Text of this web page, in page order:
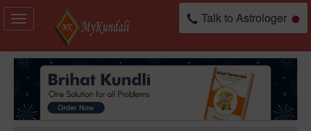
Toggle
navigation
Talk to Astrologer